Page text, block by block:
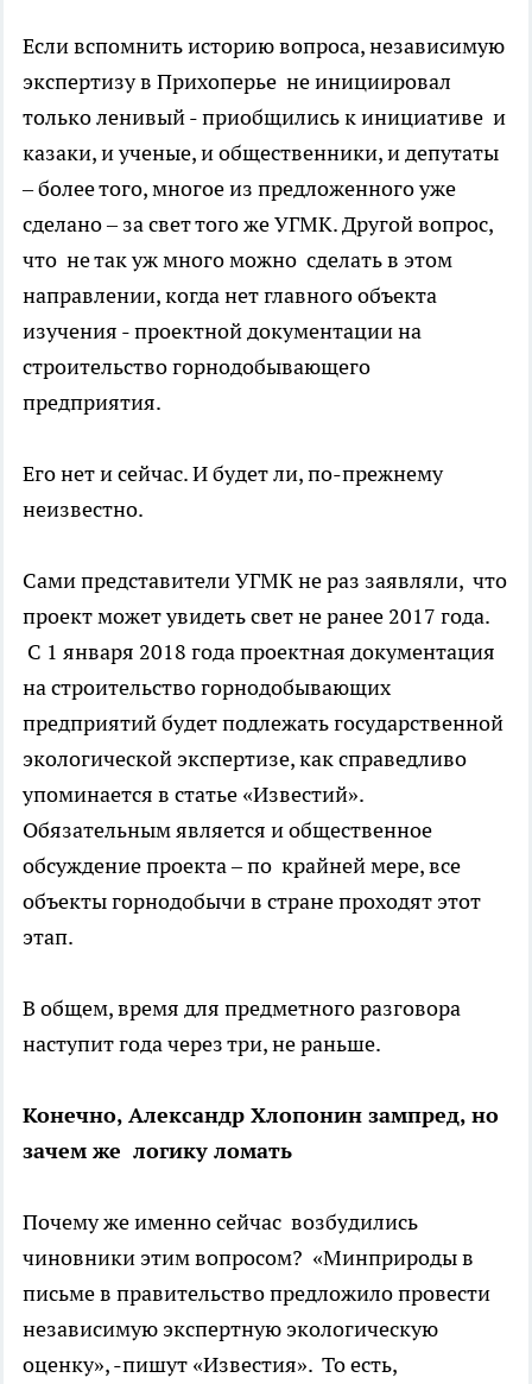
Если вспомнить историю вопроса, независимую
экспертизу в Прихоперье не инициировал
только ленивый - приобщились к инициативе и
казаки, и ученые, и общественники, и депутаты
– более того, многое из предложенного уже
сделано – за свет того же УГМК. Другой вопрос,
что не так уж много можно сделать в этом
направлении, когда нет главного объекта
изучения - проектной документации на
строительство горнодобывающего
предприятия.
Его нет и сейчас. И будет ли, по-прежнему
неизвестно.
Сами представители УГМК не раз заявляли, что
проект может увидеть свет не ранее 2017 года.
С 1 января 2018 года проектная документация
на строительство горнодобывающих
предприятий будет подлежать государственной
экологической экспертизе, как справедливо
упоминается в статье «Известий».
Обязательным является и общественное
обсуждение проекта – по крайней мере, все
объекты горнодобычи в стране проходят этот
этап.
В общем, время для предметного разговора
наступит года через три, не раньше.
Конечно, Александр Хлопонин зампред, но
зачем же логику ломать
Почему же именно сейчас возбудились
чиновники этим вопросом? «Минприроды в
письме в правительство предложило провести
независимую экспертную экологическую
оценку», -пишут «Известия». То есть,